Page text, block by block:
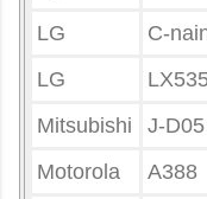
LG
C-
LG
Mitsubishi
J-D05
Motorola
A388